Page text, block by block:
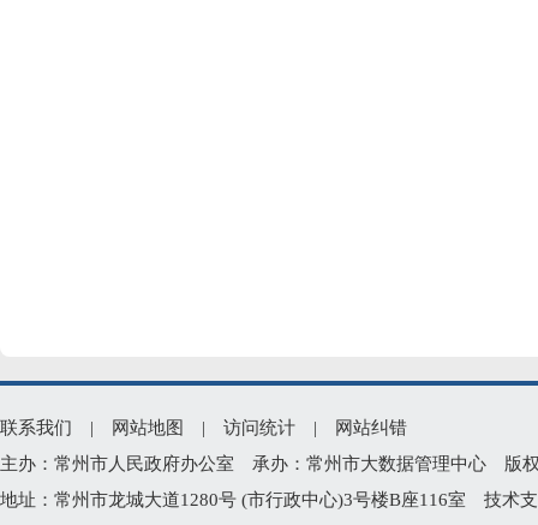
联系我们 | 网站地图 | 访问统计 |
网站纠错
主办：常州市人民政府办公室 承办：常州市大数据管理中心 版
地址：常州市龙城大道1280号 (市行政中心)3号楼B座116室 技术